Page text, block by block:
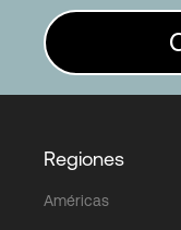
Regiones
Américas